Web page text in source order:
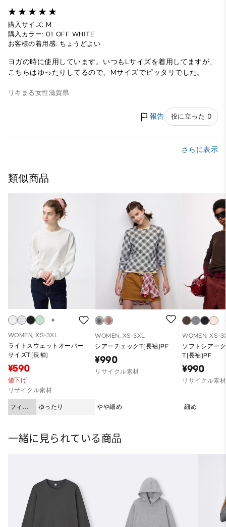
購入サイズ: M
購入カラー: 01 OFF WHITE
お客様の着用感: ちょうどよい
ヨガの時に使用しています。いつもLサイズを着用してますが、
こちらはゆったりしてるので、Mサイズでピッタリでした。
リキまる女性滋賀県
報告 役に立った 0
さらに表示
類似商品
WOMEN, XS-3XL
ライトスウェットオーバー
サイズT(長袖)
¥590
値下げ
リサイクル素材
フィッ
ト
ゆったり
WOMEN, XS-3XL
シアーチェックT(長袖)PF
¥990
リサイクル素材
やや細め
WOMEN, XS-
ソフトシアー
T(長袖)PF
¥990
リサイクル素材
細め
一緒に見られている商品